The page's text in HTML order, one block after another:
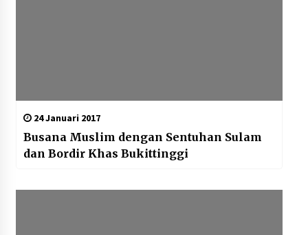
24 Januari 2017
Busana Muslim dengan Sentuhan Sulam
dan Bordir Khas Bukittinggi